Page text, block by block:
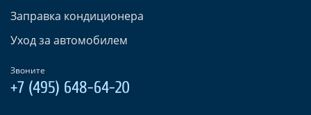
Заправка кондиционера
Уход за автомобилем
Звоните
+7 (495) 648-64-20